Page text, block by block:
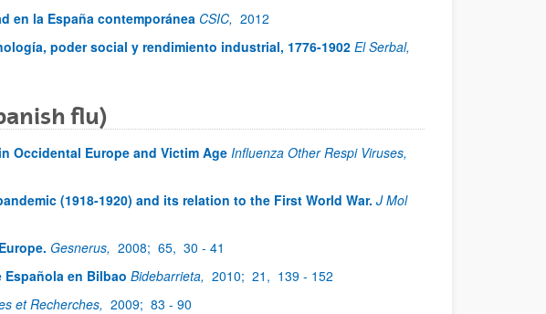
en la España contemporánea CSIC, 2012
poder social y rendimiento industrial, 1776-1902 El Serbal,
flu)
Occidental Europe and Victim AgeInfluenza Other Respi Viruses,
(1918-1920) and its relation to the First World War. J Mol
Gesnerus, 2008; 65, 30 - 41
Española en Bilbao Bidebarrieta, 2010; 21, 139 - 152
et Recherches, 2009; 83 - 90